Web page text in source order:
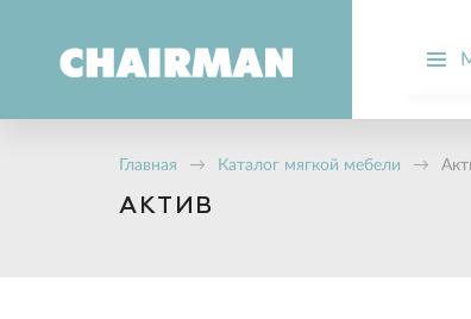
Главная → Каталог мягкой мебели →
АКТИВ